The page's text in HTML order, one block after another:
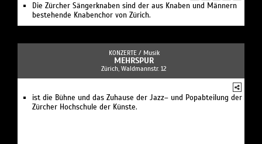
Die Zürcher Sängerknaben sind der aus Knaben und Männern
bestehende Knabenchor von Zürich.
KONZERTE / Musik
MEHRSPUR
Zürich, Waldmannstr. 12
ist die Bühne und das Zuhause der Jazz– und Popabteilung der
Zürcher Hochschule der Künste.